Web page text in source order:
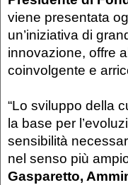
viene presentata
un’iniziativa di
innovazione, offre
coinvolgente e
“Lo sviluppo della
la base per
sensibilità
nel senso più
Gasparetto,